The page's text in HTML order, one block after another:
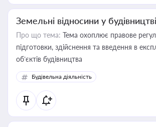
Земельні відносини у будівництві
Про що тема: Тема охоплює правове
підготовки, здійснення та введення в
об’єктів будівництва
Будівельна діяльність